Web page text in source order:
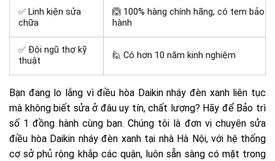
✅ Linh kiện sửa
chữa
🙆 100% hàng chính hãng, có tem bảo
hành
✅ Đội ngũ thợ kỹ
thuật
🙋 Có hơn 10 năm kinh nghiệm
Bạn đang lo lắng vì điều hòa Daikin nháy đèn xanh liên tục
mà không biết sửa ở đâu uy tín, chất lượng? Hãy để Bảo trì
số 1 đồng hành cùng bạn. Chúng tôi là đơn vị chuyên sửa
điều hòa Daikin nháy đèn xanh tại nhà Hà Nội, với hệ thống
cơ sở phủ rộng khắp các quận, luôn sẵn sàng có mặt trong